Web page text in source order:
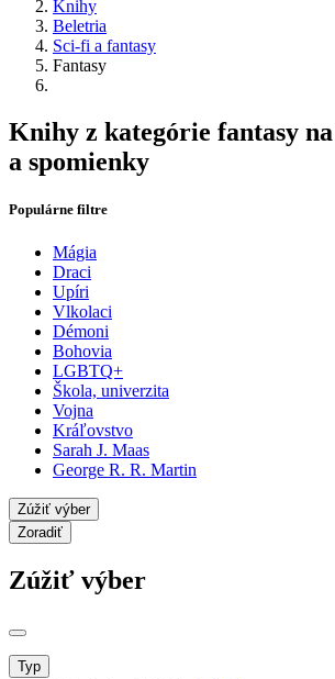
Knihy
Beletria
Sci-fi a fantasy
Fantasy
Knihy z kategórie fantasy
a spomienky
Populárne filtre
Mágia
Draci
Upíri
Vlkolaci
Démoni
Bohovia
LGBTQ+
Škola, univerzita
Vojna
Kráľovstvo
Sarah J. Maas
George R. R. Martin
Zúžiť výber
Zoradiť
Zúžiť výber
Typ